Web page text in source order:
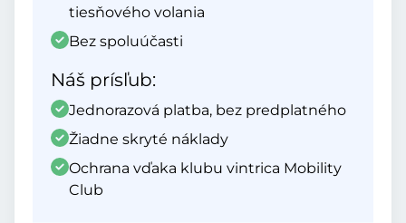
tiesňového volania
Bez spoluúčasti
Náš prísľub:
Jednorazová platba, bez predplatného
Žiadne skryté náklady
Ochrana vďaka klubu vintrica Mobility
Club